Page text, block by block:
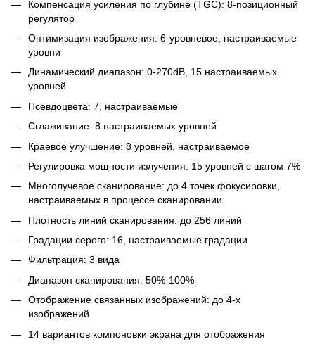
Компенсация усиления по глубине (TGC): 8-позиционный
регулятор
Оптимизация изображения: 6-уровневое, настраиваемые
уровни
Динамический диапазон: 0-270dB, 15 настраиваемых
уровней
Псевдоцвета: 7, настраиваемые
Сглаживание: 8 настраиваемых уровней
Краевое улучшение: 8 уровней, настраиваемое
Регулировка мощности излучения: 15 уровней с шагом 7%
Многолучевое сканирование: до 4 точек фокусировки,
настраиваемых в процессе сканировании
Плотность линий сканирования: до 256 линий
Градации серого: 16, настраиваемые градации
Фильтрация: 3 вида
Диапазон сканирования: 50%-100%
Отображение связанных изображений: до 4-х
изображений
14 вариантов компоновки экрана для отображения